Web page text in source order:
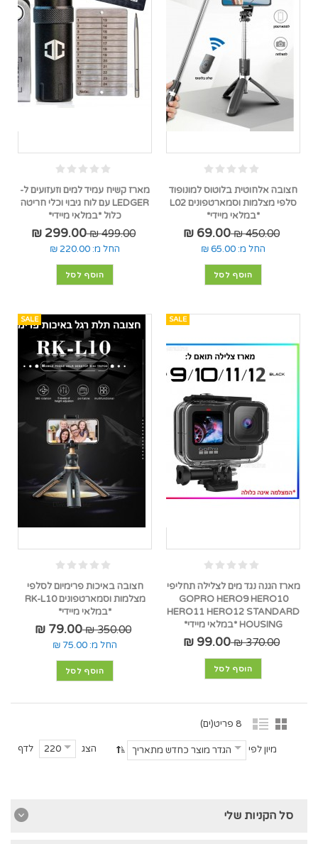
חצובה אלחוטית בלוטוס למונופוד
סלפי מצלמות וסמארטפונים L02
*במלאי מיידי*
450.00 ₪
69.00 ₪
החל מ: 65.00 ₪
הוסף לסל
מארז קשיח עמיד למים וזעזועים ל-
LEDGER עם לוח גיבוי וכלי חריטה
כלול *במלאי מיידי*
499.00 ₪
299.00 ₪
החל מ: 220.00 ₪
הוסף לסל
SALE
מארז הגנה נגד מים לצלילה תחליפי
GOPRO HERO9 HERO10
HERO11 HERO12 STANDARD
HOUSING *במלאי מיידי*
370.00 ₪
99.00 ₪
הוסף לסל
SALE
חצובה באיכות פרימיום לסלפי
מצלמות וסמארטפונים RK-L10
*במלאי מיידי*
350.00 ₪
79.00 ₪
החל מ: 75.00 ₪
הוסף לסל
8 פריט(ים)
הצג 220 לדף מיון לפי הגדר מוצר כחדש מתאריך
סל הקניות שלי